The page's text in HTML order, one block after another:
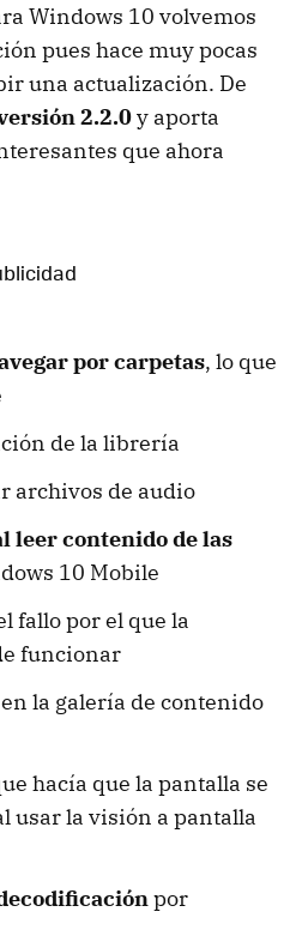
Windows 10 volvemos
pues hace muy pocas
una actualización. De
2.2.0y aporta
que ahora
por carpetas, lo que
de la librería
archivos de audio
leer contenido de las
10 Mobile
fallo por el que la
funcionar
en la galería de contenido
hacía que la pantalla se
usar la visión a pantalla
por